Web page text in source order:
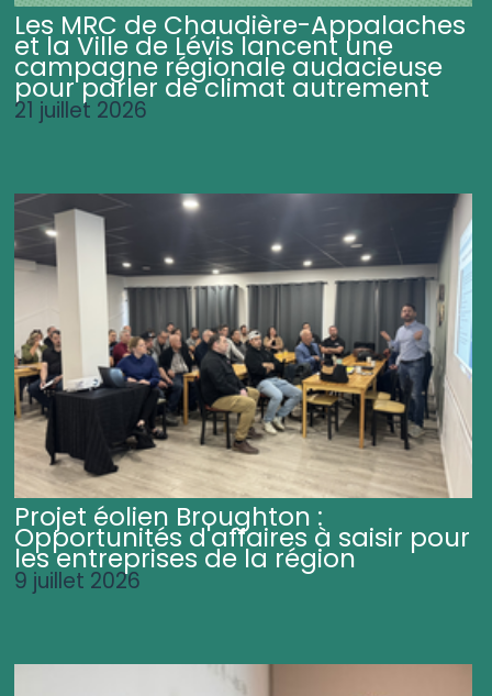
Les MRC de Chaudière-Appalaches
et la Ville de Lévis lancent une
campagne régionale audacieuse
pour parler de climat autrement
21 juillet 2026
Projet éolien Broughton :
Opportunités d'affaires à saisir pour
les entreprises de la région
9 juillet 2026